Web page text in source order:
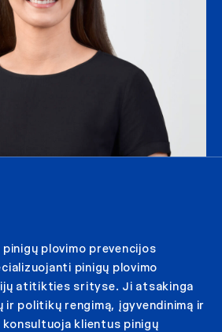
plovimo prevencijos
pinigų plovimo
atitikties srityse. Ji atsakinga
ir politikų rengimą, įgyvendinimą ir
klientus pinigų